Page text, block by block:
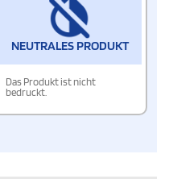
NEUTRALES PRODUKT
Das Produkt ist nicht
bedruckt.